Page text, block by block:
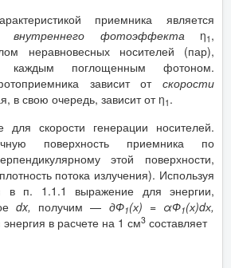
приемника является
внутреннего фотоэффекта η1 ,
неравновесных носителей (пар),
каждым поглощенным фотоном.
зависит от скорости
в свою очередь, зависит от η1 .
для скорости генерации носителей.
поверхность приемника по
этой поверхности,
потока излучения). Используя
в п. 1.1.1 выражение для энергии,
dx, получим — дФ1(х) = αФ1(х)dх,
в расчете на 1 см3 составляет